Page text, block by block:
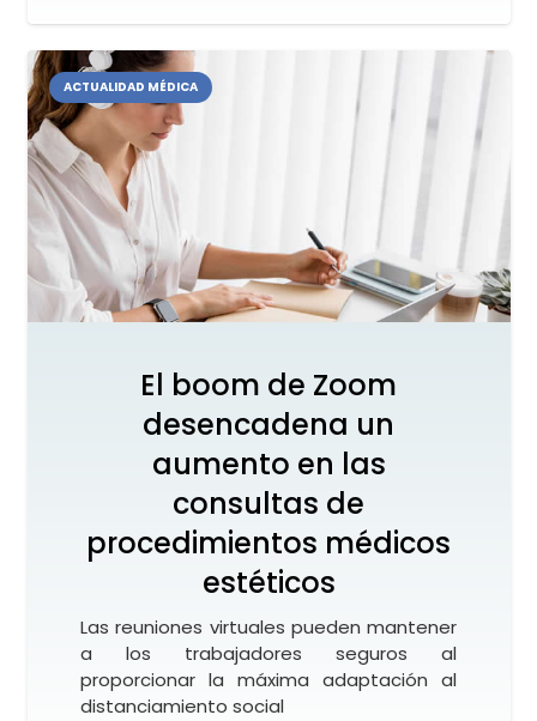
ACTUALIDAD MÉDICA
El boom de Zoom
desencadena un
aumento en las
consultas de
procedimientos médicos
estéticos
Las reuniones virtuales pueden mantener
a los trabajadores seguros al
proporcionar la máxima adaptación al
distanciamiento social